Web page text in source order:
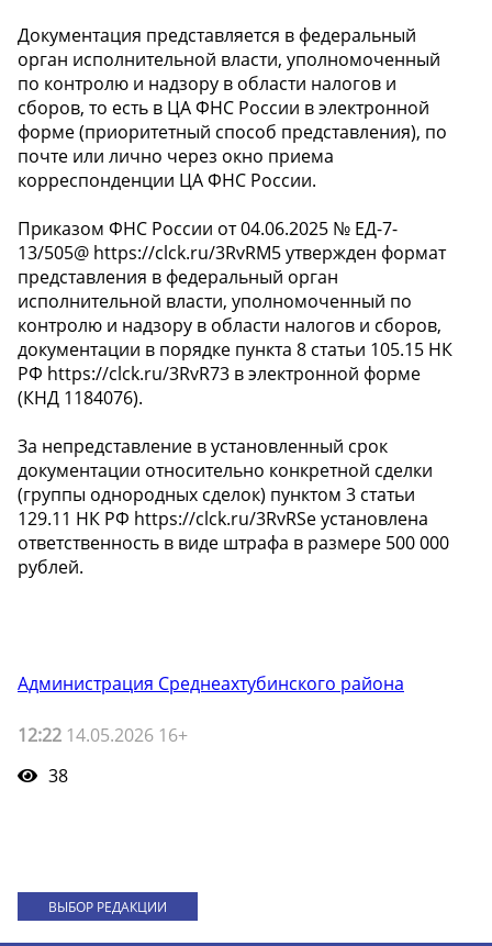
Документация представляется в федеральный
орган исполнительной власти, уполномоченный
по контролю и надзору в области налогов и
сборов, то есть в ЦА ФНС России в электронной
форме (приоритетный способ представления), по
почте или лично через окно приема
корреспонденции ЦА ФНС России.
Приказом ФНС России от 04.06.2025 № ЕД-7-
13/505@ https://clck.ru/3RvRM5 утвержден формат
представления в федеральный орган
исполнительной власти, уполномоченный по
контролю и надзору в области налогов и сборов,
документации в порядке пункта 8 статьи 105.15 НК
РФ https://clck.ru/3RvR73 в электронной форме
(КНД 1184076).
За непредставление в установленный срок
документации относительно конкретной сделки
(группы однородных сделок) пунктом 3 статьи
129.11 НК РФ https://clck.ru/3RvRSe установлена
ответственность в виде штрафа в размере 500 000
рублей.
Администрация Среднеахтубинского района
12:22 14.05.2026 16+
38
ВЫБОР РЕДАКЦИИ